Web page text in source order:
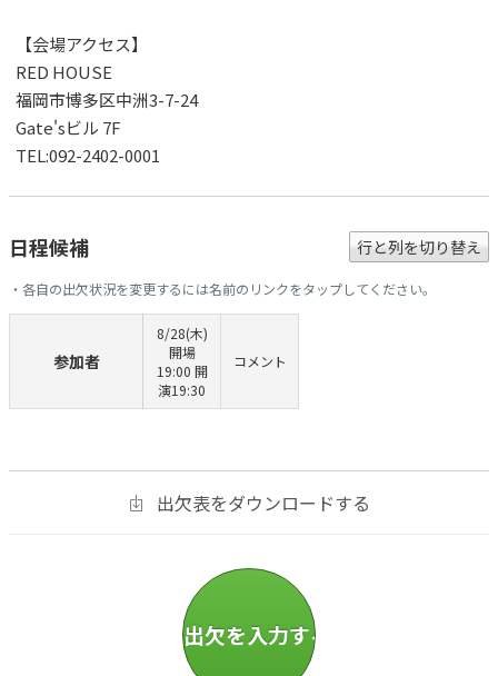
【会場アクセス】
RED HOUSE
福岡市博多区中洲3-7-24
Gate'sビル 7F
TEL:092-2402-0001
日程候補 行と列を切り替え
・各自の出欠状況を変更するには名前のリンクをタップしてください。
参加者
8/28(木)
開場
19:00 開
演19:30
コメント
出欠表をダウンロードする